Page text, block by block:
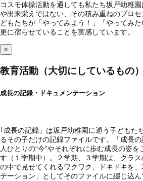
コスモ体操活動を通しても私たち坂戸幼稚
や出来栄えではない、その積み重ねのプロ
どもたちが「やってみよう！」「やってみ
更に宿らせていることを実感しています。
×
教育活動（大切にしているもの）
成長の記録・ドキュメンテーション
｢成長の記録」は坂戸幼稚園に通う子どもた
るその子だけの記録ファイルです。「成長
人ひとりの“今”やそれぞれに歩む成長の姿
す（１学期中）。２学期、３学期は、クラ
の中で見せてくれるワクワク、ドキドキを
テーション」としてそのファイルに綴じ込ん